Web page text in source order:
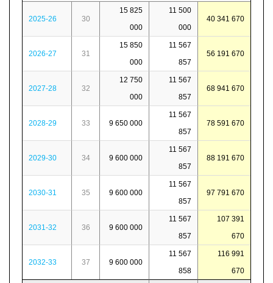
2025-26 30
15 825
000
11 500
000
40 341 670
2026-27 31
15 850
000
11 567
857
56 191 670
2027-28 32
12 750
000
11 567
857
68 941 670
2028-29 33 9 650 000
11 567
857
78 591 670
2029-30 34 9 600 000
11 567
857
88 191 670
2030-31 35 9 600 000
11 567
857
97 791 670
2031-32 36 9 600 000
11 567
857
107 391
670
2032-33 37 9 600 000
11 567
858
116 991
670